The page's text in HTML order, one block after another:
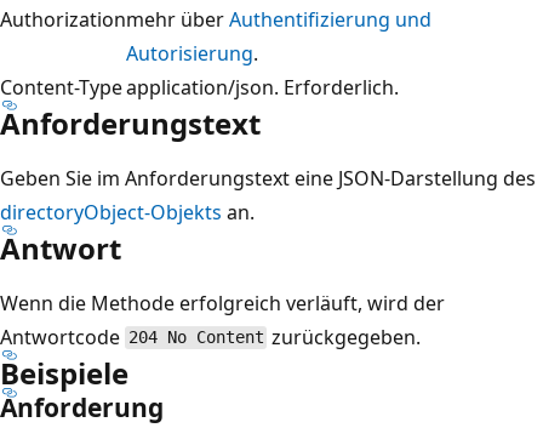
Authorizationmehr überAuthentifizierung und
Autorisierung.
Content-Typeapplication/json. Erforderlich.
Anforderungstext
Geben Sie im Anforderungstext eine JSON-Darstellung des
directoryObject-Objekts an.
Antwort
Wenn die Methode erfolgreich verläuft, wird der
Antwortcode 204 No Content zurückgegeben.
Beispiele
Anforderung